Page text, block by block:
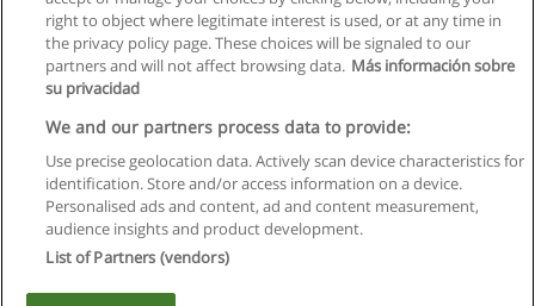
Regulamin
Polityka ochrony danych osobowych
Kontakt z Educaedu
Copyright © Educaedu Business S.L. - CIF : B-95610580: -
right to object where legitimate interest is used, or at any time in
the privacy policy page. These choices will be signaled to our
partners and will not affect browsing data. Más información sobre
su privacidad
We and our partners process data to provide:
Use precise geolocation data. Actively scan device characteristics for
identification. Store and/or access information on a device.
Personalised ads and content, ad and content measurement,
audience insights and product development.
List of Partners (vendors)